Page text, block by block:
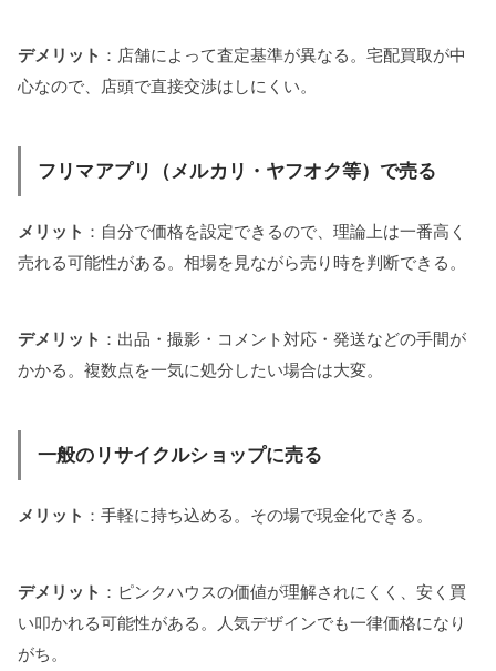
デメリット ：店舗によって査定基準が異なる。宅配買取が中
心なので、店頭で直接交渉はしにくい。
フリマアプリ（メルカリ・ヤフオク等）で売る
メリット ：自分で価格を設定できるので、理論上は一番高く
売れる可能性がある。相場を見ながら売り時を判断できる。
デメリット ：出品・撮影・コメント対応・発送などの手間が
かかる。複数点を一気に処分したい場合は大変。
一般のリサイクルショップに売る
メリット ：手軽に持ち込める。その場で現金化できる。
デメリット ：ピンクハウスの価値が理解されにくく、安く買
い叩かれる可能性がある。人気デザインでも一律価格になり
がち。